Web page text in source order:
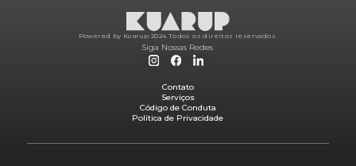
Powered by Kuarup 2024. Todos os direitos reservados.
Siga Nossas Redes
Contato
Serviços
Código de Conduta
Política de Privacidade